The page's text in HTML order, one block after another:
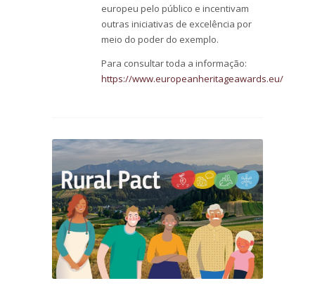
europeu pelo público e incentivam
outras iniciativas de excelência por
meio do poder do exemplo.
Para consultar toda a informação:
https://www.europeanheritageawards.eu/